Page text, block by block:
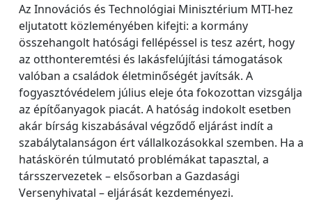
Az Innovációs és Technológiai Minisztérium MTI-hez
eljutatott közleményében kifejti: a kormány
összehangolt hatósági fellépéssel is tesz azért, hogy
az otthonteremtési és lakásfelújítási támogatások
valóban a családok életminőségét javítsák. A
fogyasztóvédelem július eleje óta fokozottan vizsgálja
az építőanyagok piacát. A hatóság indokolt esetben
akár bírság kiszabásával végződő eljárást indít a
szabálytalanságon ért vállalkozásokkal szemben. Ha a
hatáskörén túlmutató problémákat tapasztal, a
társszervezetek – elsősorban a Gazdasági
Versenyhivatal – eljárását kezdeményezi.